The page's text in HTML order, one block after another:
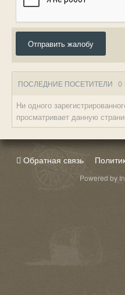
Отправить жалобу
ПОСЛЕДНИЕ ПОСЕТИТЕЛИ 0
Ни одного
просматривает данную
Обратная связь
Powered by